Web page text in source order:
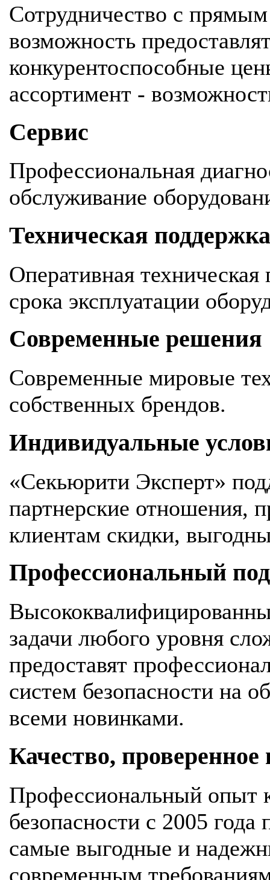
Сотрудничество с
возможность
конкурентоспособные
ассортимент -
Сервис
Профессиональная
обслуживание
Техническая поддержка
Оперативная техническая
срока эксплуатации
Современные решения
Современные мировые
собственных брендов.
Индивидуальные
«Секьюрити Эксперт»
партнерские отношения,
клиентам скидки,
Профессиональный
задачи любого уровня
предоставят
систем безопасности на
всеми новинками.
Качество,
Профессиональный опыт
безопасности с 2005 года
самые выгодные и
современным